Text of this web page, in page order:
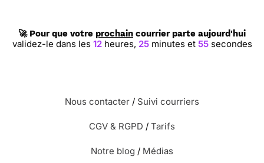
🚀 Pour que votre prochain courrier parte aujourd'hui
validez-le dans les 12heures, 25minutes et 54 secondes
Nous contacter / Suivi courriers
CGV & RGPD / Tarifs
Notre blog / Médias